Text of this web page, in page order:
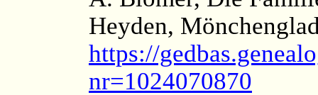
Heyden,
https://
nr=1024070870